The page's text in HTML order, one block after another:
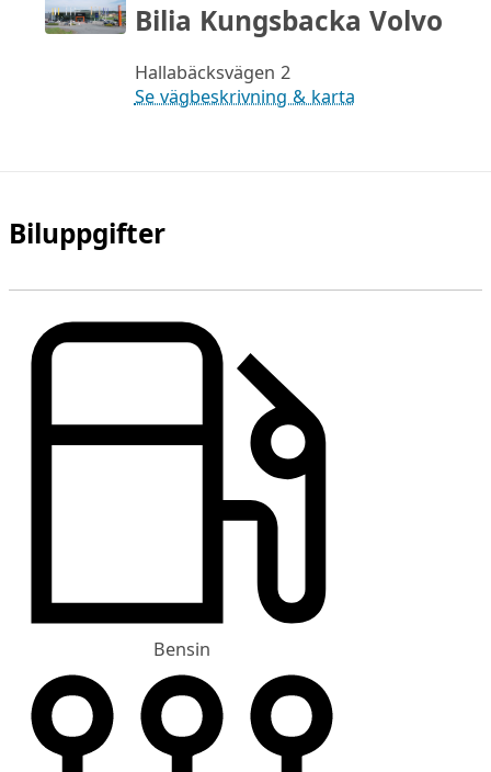
Bilia Kungsbacka Volvo
Hallabäcksvägen 2
Se vägbeskrivning & karta
Biluppgifter
Bensin